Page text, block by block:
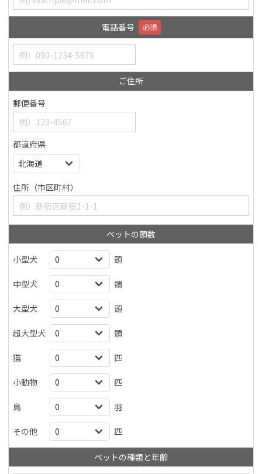
電話番号 必須
ご住所
郵便番号
都道府県
住所（市区町村）
ペットの頭数
小型犬 頭
中型犬 頭
大型犬 頭
超大型犬 頭
猫 匹
小動物 匹
鳥 羽
その他 匹
ペットの種類と年齢